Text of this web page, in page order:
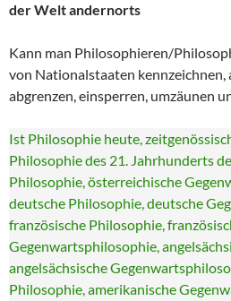
der Welt andernorts
Kann man Philosophieren/
von Nationalstaaten kennzeichnen,
abgrenzen, einsperren, umzäunen
Ist Philosophie heute,
Philosophie des 21. Jahrhunderts
Philosophie, österreichische
deutsche Philosophie, deutsche
französische Philosophie,
Gegenwartsphilosophie,
angelsächsische
Philosophie, amerikanische